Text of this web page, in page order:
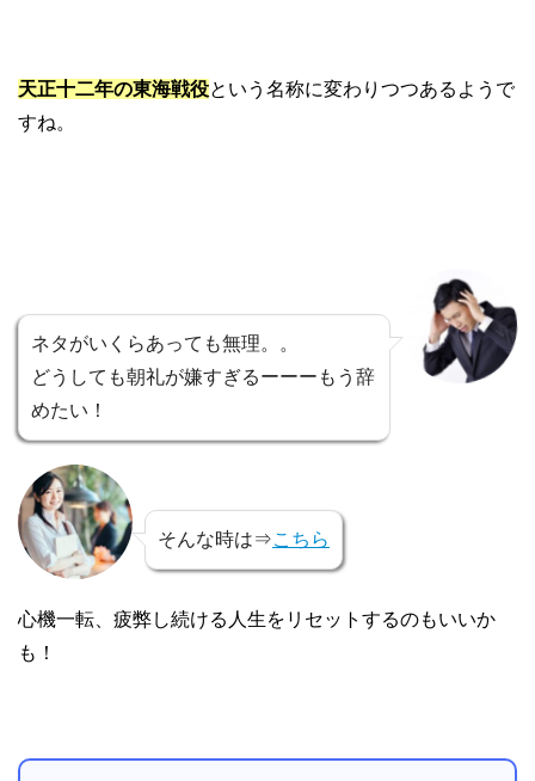
天正十二年の東海戦役という名称に変わりつつあるようで
すね。
ネタがいくらあっても無理。。
どうしても朝礼が嫌すぎるーーーもう辞
めたい！
そんな時は⇒こちら
心機一転、疲弊し続ける人生をリセットするのもいいか
も！